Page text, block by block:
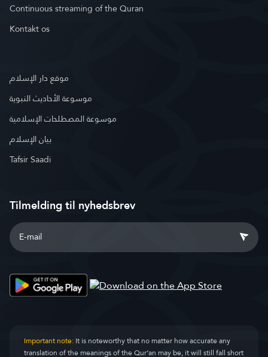
Continuous streaming of the Quran
Kontakt os
موقع دار الإسلام
موسوعة الأحاديث النبوية
موسوعة المصطلحات الإسلامية
بيان الإسلام
Tafsir Saadi
Tilmelding til nyhedsbrev
Important note:It is noteworthy that no matter how accurate any
translation of the meanings of the Qur’an may be, it will still fall short